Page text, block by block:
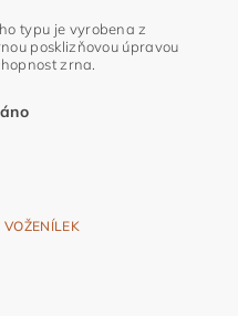
typu je vyrobena z
posklizňovou úpravou
zrna.
VOŽENÍLEK